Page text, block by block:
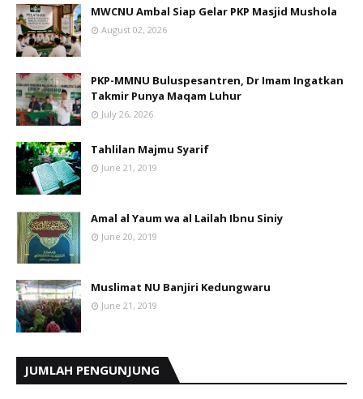
MWCNU Ambal Siap Gelar PKP Masjid Mushola
August 02, 2026
PKP-MMNU Buluspesantren, Dr Imam Ingatkan
Takmir Punya Maqam Luhur
July 26, 2026
Tahlilan Majmu Syarif
June 21, 2019
Amal al Yaum wa al Lailah Ibnu Siniy
June 20, 2019
Muslimat NU Banjiri Kedungwaru
June 21, 2019
JUMLAH PENGUNJUNG